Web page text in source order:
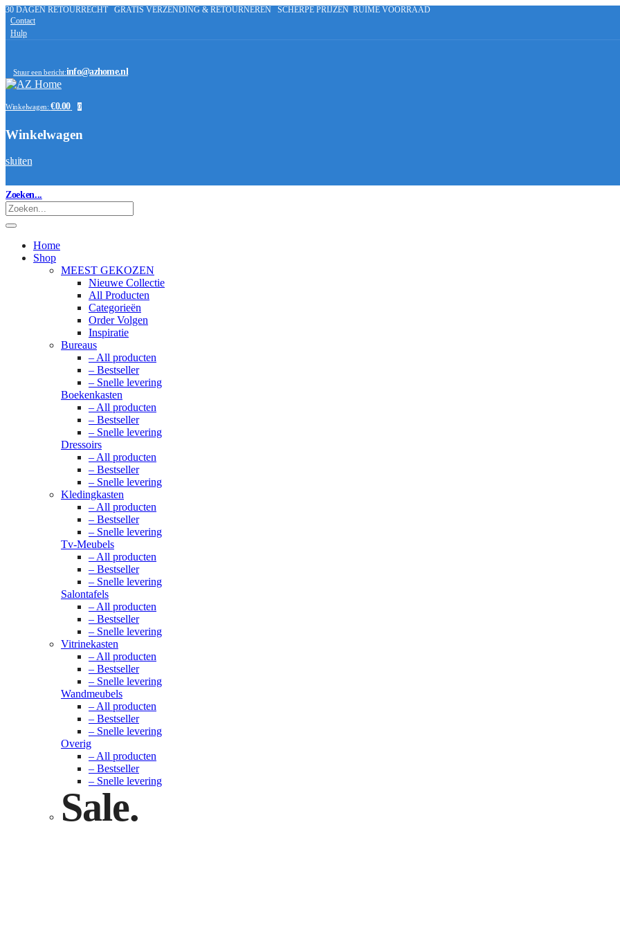
30 DAGEN RETOURRECHT GRATIS VERZENDING & RETOURNEREN SCHERPE PRIJZEN RUIME VOORRAAD
Contact
Hulp
Stuur een bericht:info@azhome.nl
Winkelwagen: €0.00 0
Winkelwagen
sluiten
Zoeken...
Home
Shop
MEEST GEKOZEN
Nieuwe Collectie
All Producten
Categorieën
Order Volgen
Inspiratie
Bureaus
– All producten
– Bestseller
– Snelle levering
Boekenkasten
– All producten
– Bestseller
– Snelle levering
Dressoirs
– All producten
– Bestseller
– Snelle levering
Kledingkasten
– All producten
– Bestseller
– Snelle levering
Tv-Meubels
– All producten
– Bestseller
– Snelle levering
Salontafels
– All producten
– Bestseller
– Snelle levering
Vitrinekasten
– All producten
– Bestseller
– Snelle levering
Wandmeubels
– All producten
– Bestseller
– Snelle levering
Overig
– All producten
– Bestseller
– Snelle levering
Sale.